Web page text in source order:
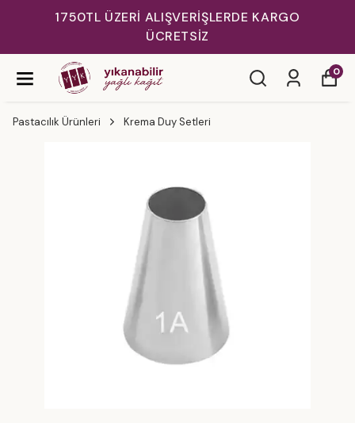
1750TL ÜZERİ ALIŞVERİŞLERDE KARGO
ÜCRETSİZ
0
Pastacılık Ürünleri Krema Duy Setleri